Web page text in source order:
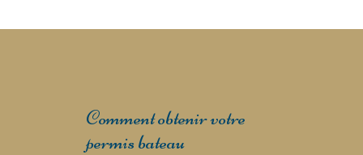
Comment obtenir votre
permis bateau